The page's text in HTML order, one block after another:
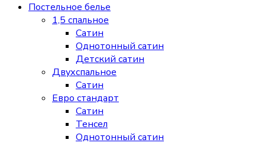
Постельное белье
1,5 спальное
Сатин
Однотонный сатин
Детский сатин
Двухспальное
Сатин
Евро стандарт
Сатин
Тенсел
Однотонный сатин